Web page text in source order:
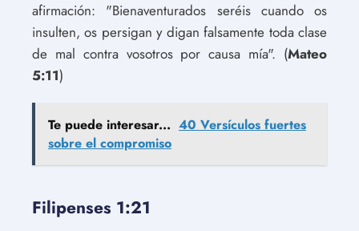
afirmación: "Bienaventurados seréis cuando os
insulten, os persigan y digan falsamente toda clase
de mal contra vosotros por causa mía". (Mateo
5:11)
Te puede interesar... 40 Versículos fuertes
sobre el compromiso
Filipenses 1:21